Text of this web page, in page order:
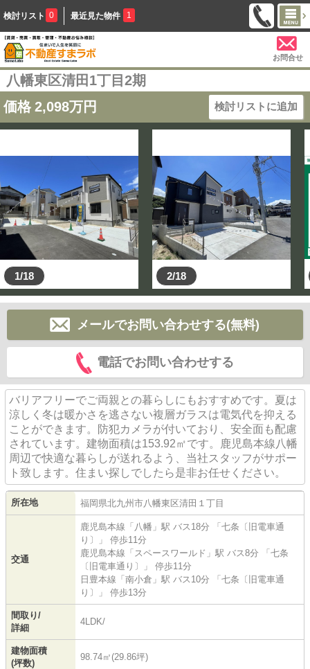
検討リスト 0 最近見た物件 1
お問合せ
八幡東区清田1丁目2期
価格 2,098万円 検討リストに追加
1/18 2/18
メールでお問い合わせする(無料)
電話でお問い合わせする
バリアフリーでご両親との暮らしにもおすすめです。夏は
涼しく冬は暖かさを逃さない複層ガラスは電気代を抑える
ことができます。防犯カメラが付いており、安全面も配慮
されています。建物面積は153.92㎡です。鹿児島本線八幡
周辺で快適な暮らしが送れるよう、当社スタッフがサポー
ト致します。住まい探しでしたら是非お任せください。
所在地 福岡県北九州市八幡東区清田 １丁目
交通
鹿児島本線 「 八幡 」駅 バス18分 「七条〔旧電車通
り〕」 停歩11分
鹿児島本線 「 スペースワールド 」駅 バス8分 「七条
〔旧電車通り〕」 停歩11分
日豊本線 「 南小倉 」駅 バス10分 「七条〔旧電車通
り〕」 停歩13分
間取り/
詳細
4LDK/
建物面積
(坪数)
98.74㎡(29.86坪)